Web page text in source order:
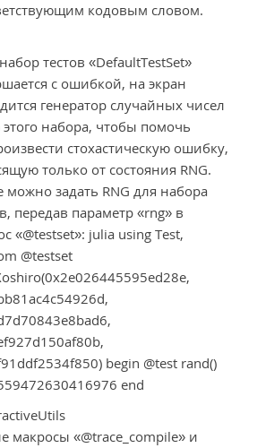
кодовым словом.
тестов «DefaultTestSet»
с ошибкой, на экран
генератор случайных чисел
этого набора, чтобы помочь
стохастическую ошибку,
только от состояния RNG.
можно задать RNG для набора
передав параметр «rng» в
«@testset»: julia using Test,
@testset
begin @test rand()
end
макросы «@trace_compile» и